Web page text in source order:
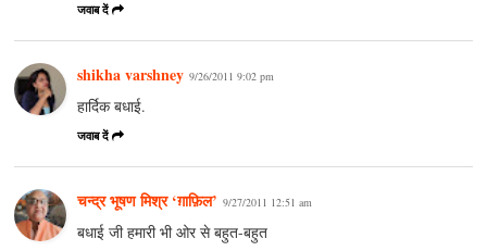
जवाब दें
shikha varshney 9/26/2011 9:02 pm
हार्दिक बधाई.
जवाब दें
चन्द्र भूषण मिश्र ‘ग़ाफ़िल’ 9/27/2011 12:51 am
बधाई जी हमारी भी ओर से बहुत-बहुत